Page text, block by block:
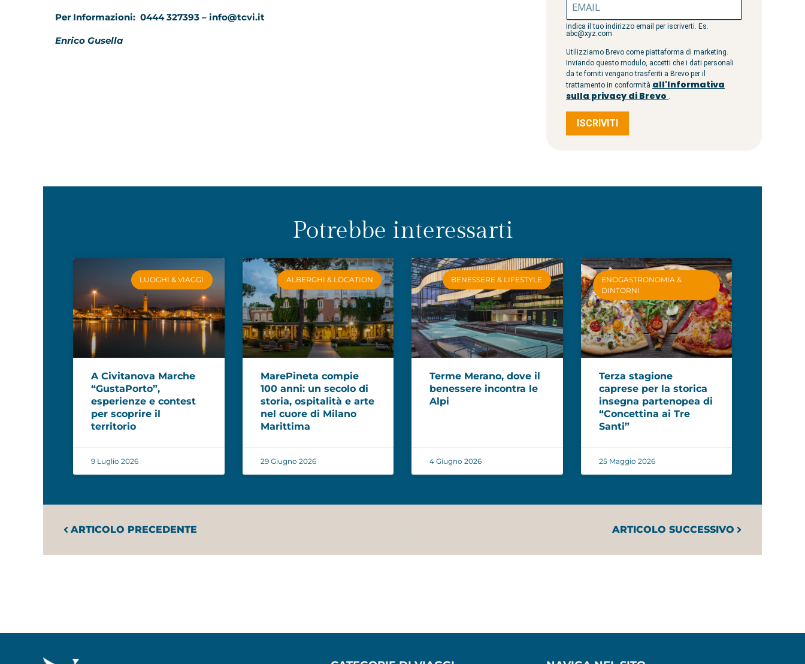
Per Informazioni: 0444 327393 – info@tcvi.it
Enrico Gusella
Indica il tuo indirizzo email per iscriverti. Es.
abc@xyz.com
Utilizziamo Brevo come piattaforma di marketing.
Inviando questo modulo, accetti che i dati personali
da te forniti vengano trasferiti a Brevo per il
trattamento in conformità all'Informativa
sulla privacy di Brevo
ISCRIVITI
Potrebbe interessarti
LUOGHI & VIAGGI
A Civitanova Marche
“GustaPorto”,
esperienze e contest
per scoprire il
territorio
9 Luglio 2026
ALBERGHI & LOCATION
MarePineta compie
100 anni: un secolo di
storia, ospitalità e arte
nel cuore di Milano
Marittima
29 Giugno 2026
BENESSERE & LIFESTYLE
Terme Merano, dove il
benessere incontra le
Alpi
4 Giugno 2026
ENOGASTRONOMIA &
DINTORNI
Terza stagione
caprese per la storica
insegna partenopea di
“Concettina ai Tre
Santi”
25 Maggio 2026
ARTICOLO PRECEDENTE ARTICOLO SUCCESSIVO